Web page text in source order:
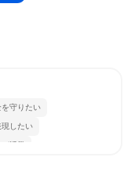
を守りたい
したい
活発